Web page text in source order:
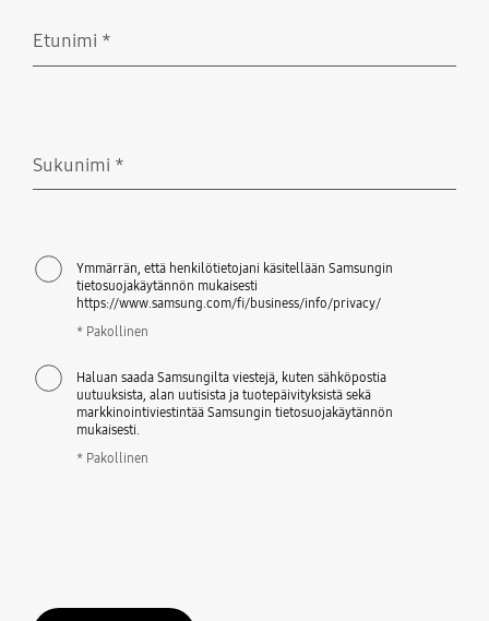
Etunimi *
Sukunimi *
Ymmärrän, että henkilötietojani käsitellään Samsungin
tietosuojakäytännön mukaisesti
https://www.samsung.com/fi/business/info/privacy/
* Pakollinen
Haluan saada Samsungilta viestejä, kuten sähköpostia
uutuuksista, alan uutisista ja tuotepäivityksistä sekä
markkinointiviestintää Samsungin tietosuojakäytännön
mukaisesti.
* Pakollinen